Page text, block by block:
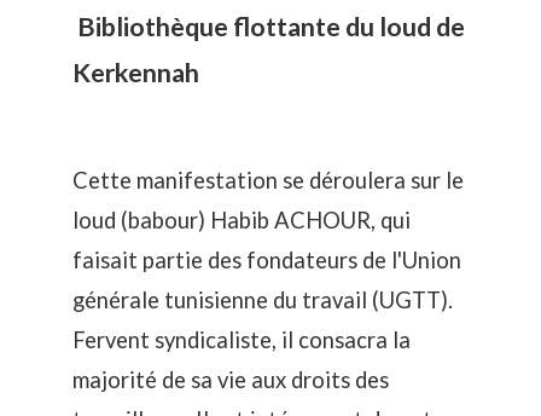
Bibliothèque flottante du loud de
Kerkennah
Cette manifestation se déroulera sur le
loud (babour) Habib ACHOUR, qui
faisait partie des fondateurs de l'Union
générale tunisienne du travail (UGTT).
Fervent syndicaliste, il consacra la
majorité de sa vie aux droits des